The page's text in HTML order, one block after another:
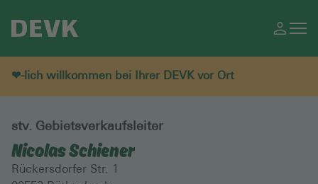
❤-lich willkommen bei Ihrer DEVK vor Ort
stv. Gebietsverkaufsleiter
Nicolas Schiener
Rückersdorfer Str. 1